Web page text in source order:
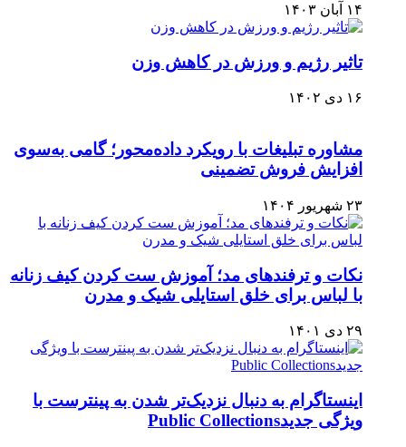
۱۴ آبان ۱۴۰۳
تاثیر رژیم و ورزش در کاهش وزن
۱۶ دی ۱۴۰۲
مشاوره تبلیغات با رویکرد داده‌محور؛ گامی به‌سوی
افزایش فروش تضمینی
۲۳ شهریور ۱۴۰۴
نکات و ترفندهای مد؛ آموزش ست کردن کیف زنانه
با لباس برای خلق استایلی شیک و مدرن
۲۹ دی ۱۴۰۱
اینستاگرام به دنبال نزدیک‌تر شدن به پینترست با
ویژگی جدیدPublic Collections